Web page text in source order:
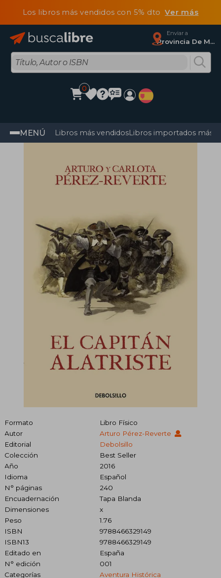
Los libros más vendidos con 5% dtoVer más
Enviar a
Provincia De Madrid
0
MENÚ Libros más vendidosLibros importados más
Formato
Libro Físico
Autor
Arturo Pérez-Reverte
Editorial
Debolsillo
Colección
Best Seller
Año
2016
Idioma
Español
N° páginas
240
Encuadernación
Tapa Blanda
Dimensiones
x
Peso
1.76
ISBN
9788466329149
ISBN13
9788466329149
Editado en
España
N° edición
001
Categorías
Aventura Histórica